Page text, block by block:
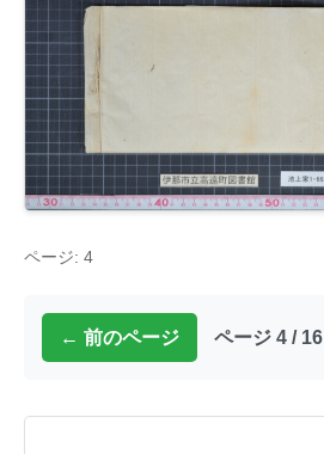
ページ: 4
← 前のページ ページ 4 / 16